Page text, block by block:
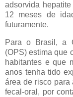
adsorvida
12 meses de
futuramente.
Para o Brasil, a
(OPS) estima que
habitantes e que
anos tenha tido
área de risco para
fecal-oral, por